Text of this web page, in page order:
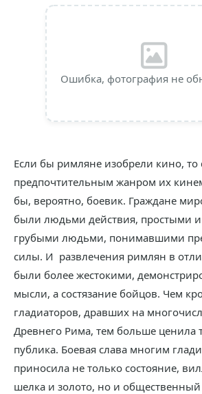
Ошибка, фотография не
Если бы римляне изобрели кино,
предпочтительным жанром их
бы, вероятно, боевик. Граждане
были людьми действия, простыми
грубыми людьми, понимавшими
силы. И развлечения римлян в
были более жестокими,
мысли, а состязание бойцов. Чем
гладиаторов, дравших на
Древнего Рима, тем больше ценила
публика. Боевая слава многим
приносила не только состояние,
шелка и золото, но и общественный